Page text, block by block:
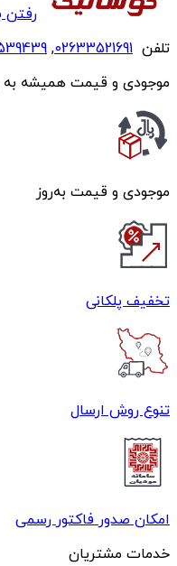
رفتن
تلفن 02633521691
,
موجودی و قیمت همیشه به
موجودی و قیمت به‌روز
تخفیف پلکانی
تنوع روش ارسال
امکان صدور فاکتور رسمی
خدمات مشتریان